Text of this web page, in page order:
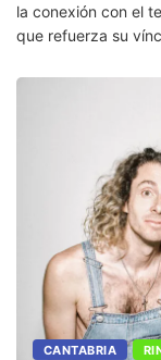
la conexión con el
que refuerza su
CANTABRIA